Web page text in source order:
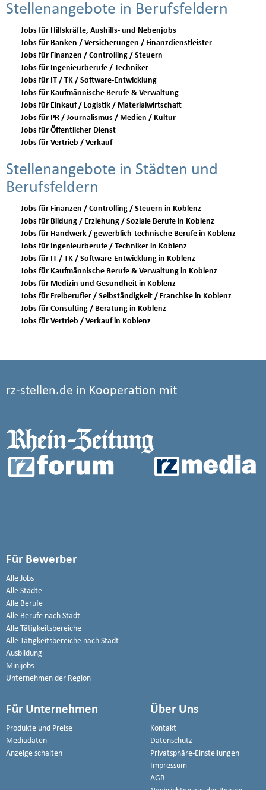
Stellenangebote in Berufsfeldern
Jobs für Hilfskräfte, Aushilfs- und Nebenjobs
Jobs für Banken / Versicherungen / Finanzdienstleister
Jobs für Finanzen / Controlling / Steuern
Jobs für Ingenieurberufe / Techniker
Jobs für IT / TK / Software-Entwicklung
Jobs für Kaufmännische Berufe & Verwaltung
Jobs für Einkauf / Logistik / Materialwirtschaft
Jobs für PR / Journalismus / Medien / Kultur
Jobs für Öffentlicher Dienst
Jobs für Vertrieb / Verkauf
Stellenangebote in Städten und
Berufsfeldern
Jobs für Finanzen / Controlling / Steuern in Koblenz
Jobs für Bildung / Erziehung / Soziale Berufe in Koblenz
Jobs für Handwerk / gewerblich-technische Berufe in Koblenz
Jobs für Ingenieurberufe / Techniker in Koblenz
Jobs für IT / TK / Software-Entwicklung in Koblenz
Jobs für Kaufmännische Berufe & Verwaltung in Koblenz
Jobs für Medizin und Gesundheit in Koblenz
Jobs für Freiberufler / Selbständigkeit / Franchise in Koblenz
Jobs für Consulting / Beratung in Koblenz
Jobs für Vertrieb / Verkauf in Koblenz
rz-stellen.de in Kooperation mit
Für Bewerber
Alle Jobs
Alle Städte
Alle Berufe
Alle Berufe nach Stadt
Alle Tätigkeitsbereiche
Alle Tätigkeitsbereiche nach Stadt
Ausbildung
Minijobs
Unternehmen der Region
Für Unternehmen
Produkte und Preise
Mediadaten
Anzeige schalten
Über Uns
Kontakt
Datenschutz
Privatsphäre-Einstellungen
Impressum
AGB